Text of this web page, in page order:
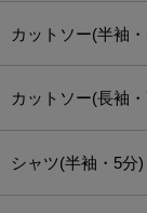
カットソー(半袖
カットソー(長袖
シャツ(半袖・5分)